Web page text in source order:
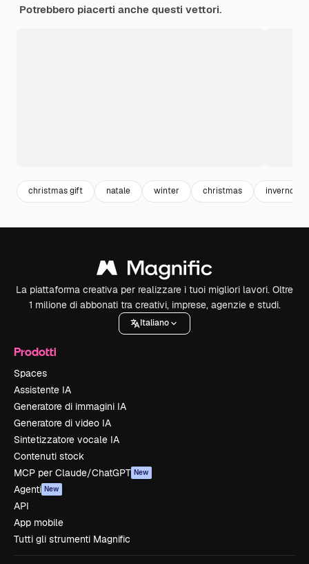
Potrebbero piacerti anche questi vettori.
christmas gift natale winter christmas inverno
La piattaforma creativa per realizzare i tuoi migliori lavori. Oltre
1 milione di abbonati tra creativi, imprese, agenzie e studi.
Italiano
Prodotti
Spaces
Assistente IA
Generatore di immagini IA
Generatore di video IA
Sintetizzatore vocale IA
Contenuti stock
MCP per Claude/ChatGPT New
Agenti New
API
App mobile
Tutti gli strumenti Magnific